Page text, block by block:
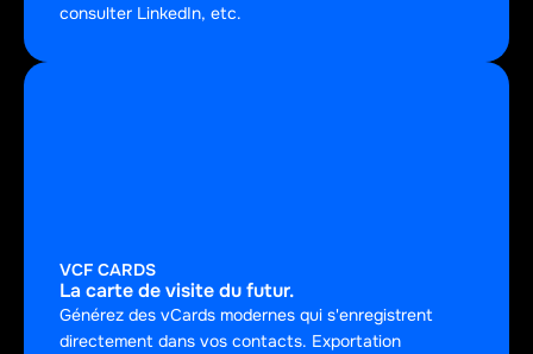
consulter LinkedIn, etc.
VCF CARDS
La carte de visite du futur.
Générez des vCards modernes qui s'enregistrent
directement dans vos contacts. Exportation